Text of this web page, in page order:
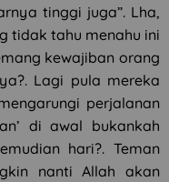
tinggi juga”. Lha,
tidak tahu menahu ini
kewajiban orang
Lagi pula mereka
perjalanan
di awal bukankah
hari?. Teman
nanti Allah akan